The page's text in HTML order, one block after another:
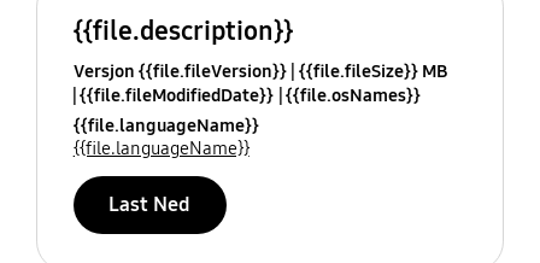
{{file.description}}
Versjon {{file.fileVersion}} {{file.fileSize}} MB
{{file.fileModifiedDate}} {{file.osNames}}
{{file.languageName}}
{{file.languageName}}
Last Ned